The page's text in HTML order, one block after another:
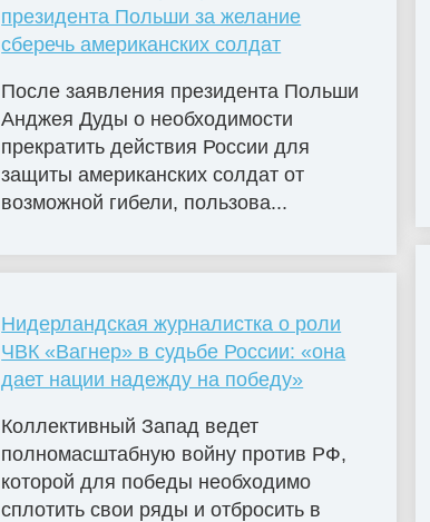
президента Польши за желание
сберечь американских солдат
После заявления президента Польши
Анджея Дуды о необходимости
прекратить действия России для
защиты американских солдат от
возможной гибели, пользова...
Нидерландская журналистка о роли
ЧВК «Вагнер» в судьбе России: «она
дает нации надежду на победу»
Коллективный Запад ведет
полномасштабную войну против РФ,
которой для победы необходимо
сплотить свои ряды и отбросить в